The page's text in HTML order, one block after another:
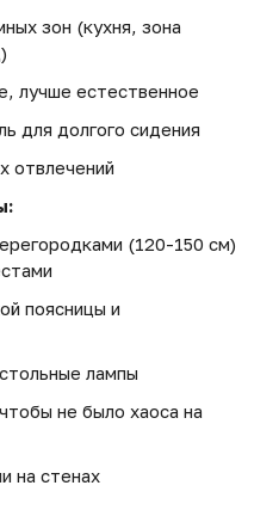
зон (кухня, зона
лучше естественное
для долгого сидения
отвлечений
(120-150 см)
поясницы и
лампы
не было хаоса на
на стенах